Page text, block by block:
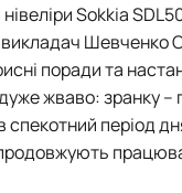
Sokkia
поради та
жваво: зранку –
період